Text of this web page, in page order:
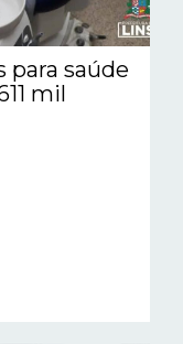
para saúde
mil